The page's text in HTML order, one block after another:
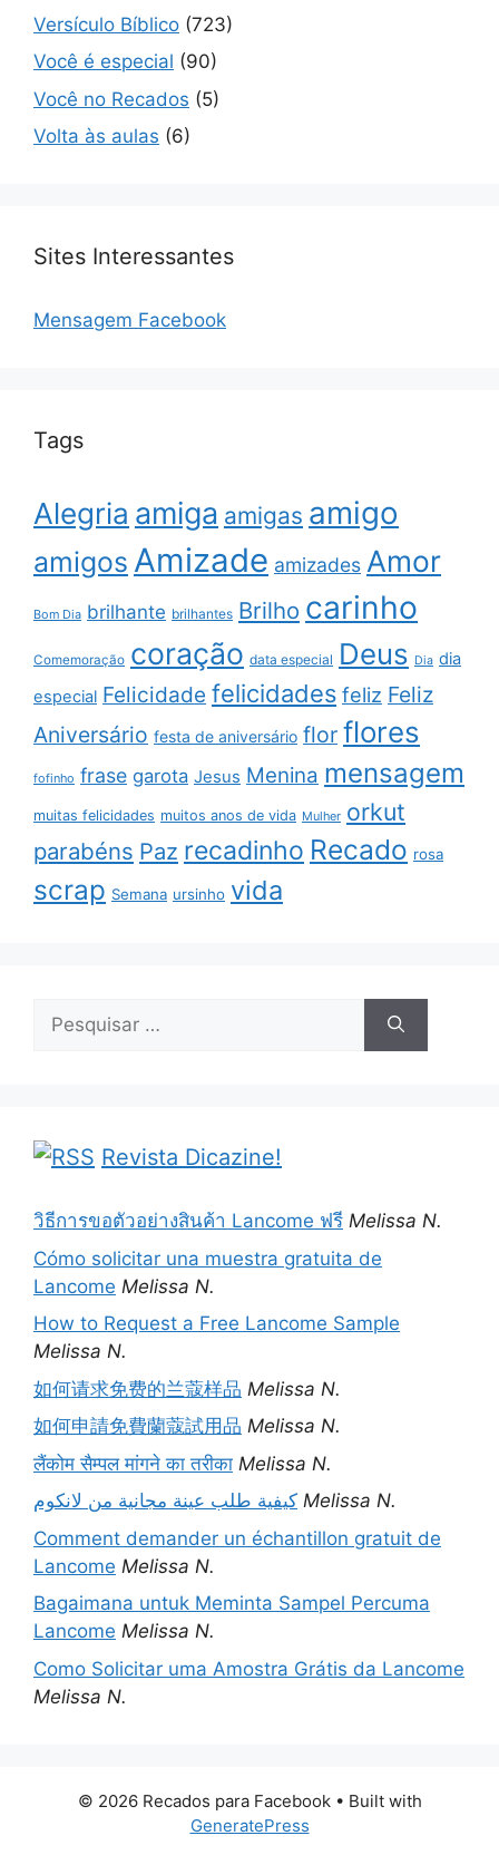
Versículo Bíblico (723)
Você é especial (90)
Você no Recados (5)
Volta às aulas (6)
Sites Interessantes
Mensagem Facebook
Tags
Alegria amiga amigas amigo
amigos Amizade amizades Amor
Bom Dia brilhante brilhantes Brilho carinho
Comemoração coração data especial Deus Dia dia
especial Felicidade felicidades feliz Feliz
Aniversário festa de aniversário flor flores
fofinho frase garota Jesus Menina mensagem
muitas felicidades muitos anos de vida Mulher orkut
parabéns Paz recadinho Recado rosa
scrap Semana ursinho vida
Pesquisar
Revista Dicazine!
วิธีการขอตัวอย่างสินค้า Lancome ฟรี Melissa N.
Cómo solicitar una muestra gratuita de
Lancome Melissa N.
How to Request a Free Lancome Sample
Melissa N.
如何请求免费的兰蔻样品 Melissa N.
如何申請免費蘭蔻試用品 Melissa N.
लैंकोम सैम्पल मांगने का तरीका Melissa N.
كيفية طلب عينة مجانية من لانكوم Melissa N.
Comment demander un échantillon gratuit de
Lancome Melissa N.
Bagaimana untuk Meminta Sampel Percuma
Lancome Melissa N.
Como Solicitar uma Amostra Grátis da Lancome
Melissa N.
© 2026 Recados para Facebook• Built with
GeneratePress